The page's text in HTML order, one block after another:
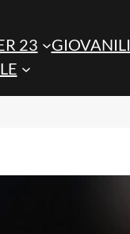
23 GIOVANILI